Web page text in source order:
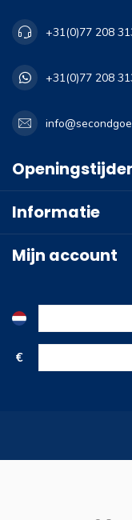
+31(0)77 208
+31(0)77 208
Informatie
Mijn account
€